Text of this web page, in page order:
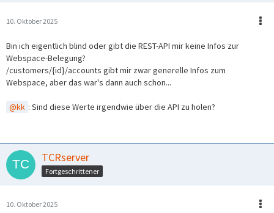
10. Oktober 2025
Bin ich eigentlich blind oder gibt die REST-API mir keine Infos zur
Webspace-Belegung?
/customers/{id}/accounts gibt mir zwar generelle Infos zum
Webspace, aber das war's dann auch schon...
kk : Sind diese Werte irgendwie über die API zu holen?
TCRserver
Fortgeschrittener
10. Oktober 2025